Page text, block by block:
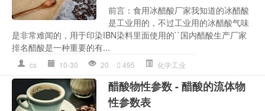
前言：食用冰醋酸厂家我知道的冰醋酸
是工业用的，不过工业用的冰醋酸气味
是非常难闻的，用于印染IBN染料里面使用的``国内醋酸生产厂家
排名醋酸是一种重要的有...
cs 10-30 20 495 化学工业
醋酸物性参数 - 醋酸的流体物
性参数表